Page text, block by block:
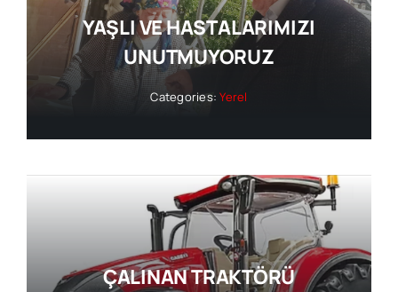
YAŞLI VE HASTALARIMIZI
UNUTMUYORUZ
Categories:Yerel
ÇALINAN TRAKTÖRÜ